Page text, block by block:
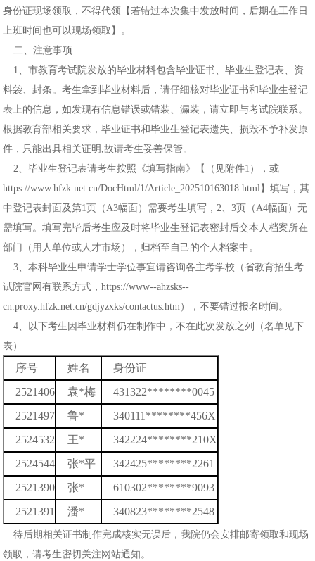
身份证现场领取，不得代领【若错过本次集中发放时间，后期在工作日
上班时间也可以现场领取】。
二、注意事项
1、市教育考试院发放的毕业材料包含毕业证书、毕业生登记表、资
料袋、封条。考生拿到毕业材料后，请仔细核对毕业证书和毕业生登记
表上的信息，如发现有信息错误或错装、漏装，请立即与考试院联系。
根据教育部相关要求，毕业证书和毕业生登记表遗失、损毁不予补发原
件，只能出具相关证明,故请考生妥善保管。
2、毕业生登记表请考生按照《填写指南》【（见附件1），或
https://www.hfzk.net.cn/DocHtml/1/Article_202510163018.html】填写，其
中登记表封面及第1页（A3幅面）需要考生填写，2、3页（A4幅面）无
需填写。填写完毕后考生应及时将毕业生登记表密封后交本人档案所在
部门（用人单位或人才市场），归档至自己的个人档案中。
3、本科毕业生申请学士学位事宜请咨询各主考学校（省教育招生考
试院官网有联系方式，https://www--ahzsks--
cn.proxy.hfzk.net.cn/gdjyzxks/contactus.htm），不要错过报名时间。
4、以下考生因毕业材料仍在制作中，不在此次发放之列（名单见下
表）
序号 姓名
身份证
2521406
袁*梅
431322********0045
2521497
鲁*
340111********456X
2524532
王*
342224********210X
2524544
张*平
342425********2261
2521390
张*
610302********9093
2521391
潘* 340823********2548
待后期相关证书制作完成核实无误后，我院仍会安排邮寄领取和现场
领取，请考生密切关注网站通知。